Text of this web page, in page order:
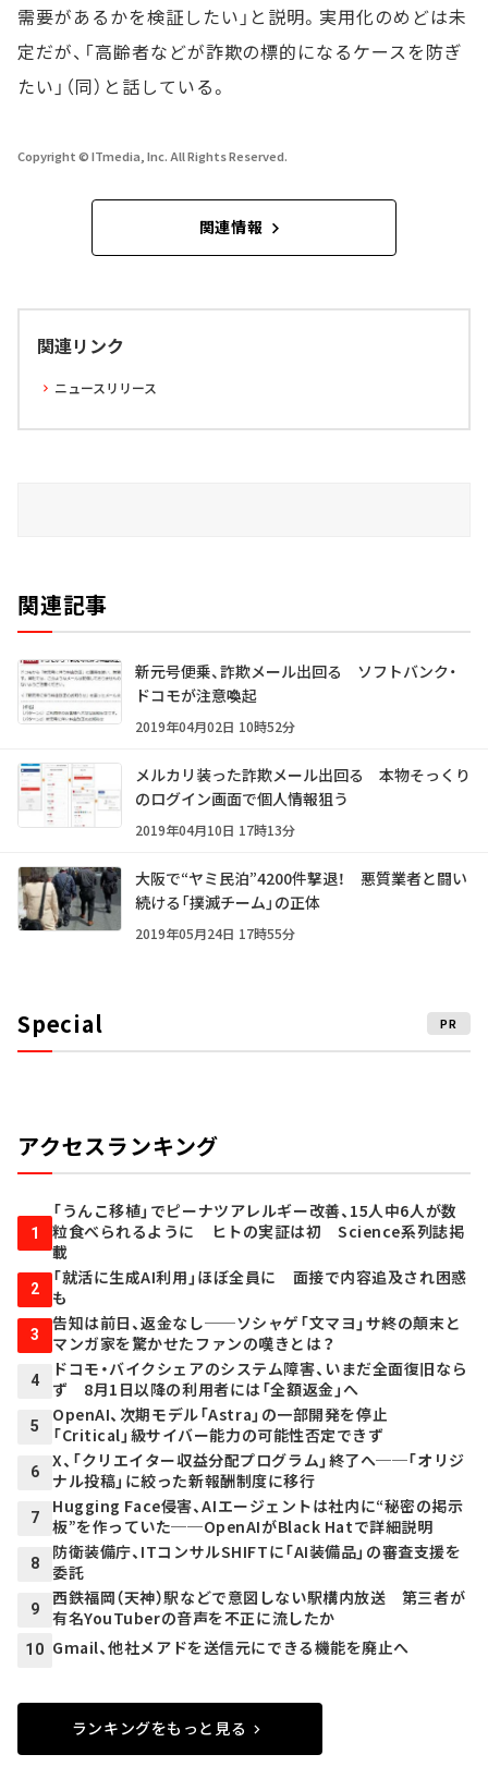
需要があるかを検証したい」と説明。実用化のめどは未
定だが、「高齢者などが詐欺の標的になるケースを防ぎ
たい」（同）と話している。
Copyright © ITmedia, Inc. All Rights Reserved.
関連情報
関連リンク
ニュースリリース
関連記事
新元号便乗、詐欺メール出回る ソフトバンク・
ドコモが注意喚起
2019年04月02日 10時52分
メルカリ装った詐欺メール出回る 本物そっくり
のログイン画面で個人情報狙う
2019年04月10日 17時13分
大阪で“ヤミ民泊”4200件撃退！ 悪質業者と闘い
続ける「撲滅チーム」の正体
2019年05月24日 17時55分
Special PR
アクセスランキング
1
「うんこ移植」でピーナツアレルギー改善、15人中6人が数
粒食べられるように ヒトの実証は初 Science系列誌掲
載
2
「就活に生成AI利用」ほぼ全員に 面接で内容追及され困惑
も
3
告知は前日、返金なし──ソシャゲ「文マヨ」サ終の顛末と
マンガ家を驚かせたファンの嘆きとは？
4
ドコモ・バイクシェアのシステム障害、いまだ全面復旧なら
ず 8月1日以降の利用者には「全額返金」へ
5
OpenAI、次期モデル「Astra」の一部開発を停止
「Critical」級サイバー能力の可能性否定できず
6
X、「クリエイター収益分配プログラム」終了へ──「オリジ
ナル投稿」に絞った新報酬制度に移行
7
Hugging Face侵害、AIエージェントは社内に“秘密の掲示
板”を作っていた──OpenAIがBlack Hatで詳細説明
8
防衛装備庁、ITコンサルSHIFTに「AI装備品」の審査支援を
委託
9
西鉄福岡（天神）駅などで意図しない駅構内放送 第三者が
有名YouTuberの音声を不正に流したか
10 Gmail、他社メアドを送信元にできる機能を廃止へ
ランキングをもっと見る